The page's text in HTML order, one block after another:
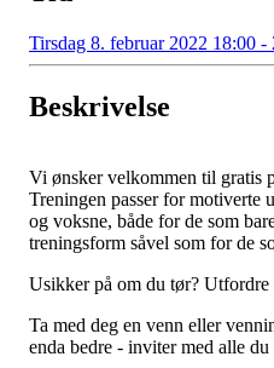
Tirsdag 8. februar 2022 18:00 -
Beskrivelse
Vi ønsker velkommen til gratis
Treningen passer for motiverte
og voksne, både for de som
treningsform såvel som for de
Usikker på om du tør?
Ta med deg en venn eller
enda bedre - inviter med alle